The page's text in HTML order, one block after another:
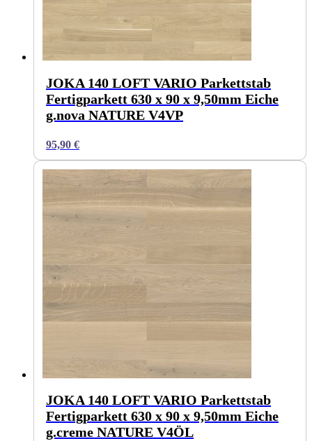
JOKA 140 LOFT VARIO Parkettstab
Fertigparkett 630 x 90 x 9,50mm Eiche
g.nova NATURE V4VP
95,90 €
JOKA 140 LOFT VARIO Parkettstab
Fertigparkett 630 x 90 x 9,50mm Eiche
g.creme NATURE V4ÖL